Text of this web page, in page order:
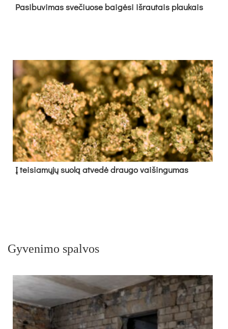
Pa­si­bu­vi­mas sve­čiuo­se bai­gė­si iš­rau­tais plau­kais
Į tei­sia­mų­jų suo­lą at­ve­dė drau­go vai­šin­gu­mas
Gyvenimo spalvos